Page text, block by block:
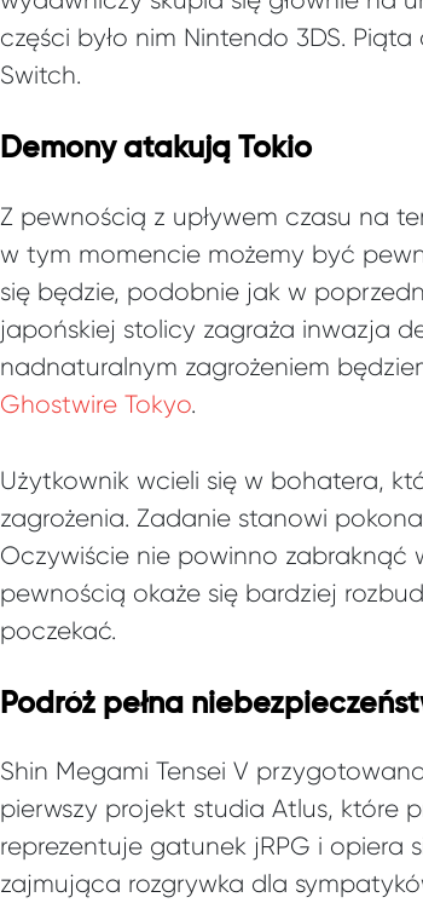
części było nim Nintendo 3DS.
Switch.
Demony atakują Tokio
Z pewnością z upływem czasu na
w tym momencie możemy być
się będzie, podobnie jak w
japońskiej stolicy zagraża inwazja
nadnaturalnym zagrożeniem
Ghostwire Tokyo.
Użytkownik wcieli się w bohatera,
zagrożenia. Zadanie stanowi
Oczywiście nie powinno zabraknąć
pewnością okaże się bardziej
poczekać.
Podróż pełna
Shin Megami Tensei V
pierwszy projekt studia Atlus, które
reprezentuje gatunek jRPG i opiera
zajmująca rozgrywka dla